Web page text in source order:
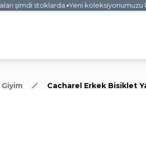
şimdi stoklarda. Yeni koleksiyonumuzu
Giyim Cacharel Erkek Bisiklet